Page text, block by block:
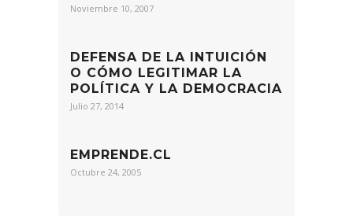
Noviembre 10, 2007
DEFENSA DE LA INTUICIÓN
O CÓMO LEGITIMAR LA
POLÍTICA Y LA DEMOCRACIA
Julio 27, 2014
EMPRENDE.CL
Octubre 24, 2005